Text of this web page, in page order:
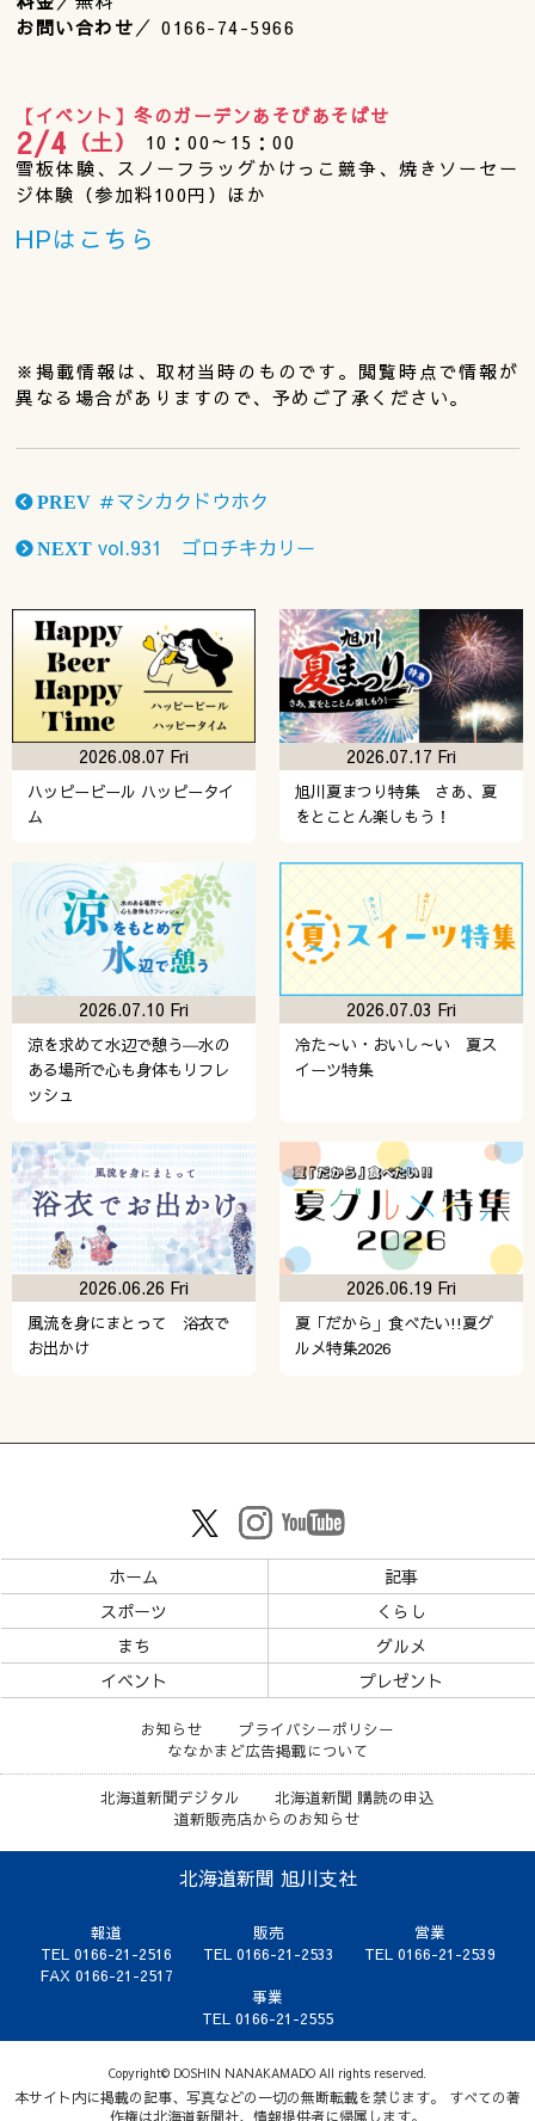
お問い合わせ／ 0166-74-5966
【イベント】冬のガーデンあそびあそばせ
2/4 （土）
10：00～15：00
雪板体験、スノーフラッグかけっこ競争、焼きソーセー
ジ体験（参加料100円）ほか
HPはこちら
※掲載情報は、取材当時のものです。閲覧時点で情報が
異なる場合がありますので、予めご了承ください。
PREV ＃マシカクドウホク
NEXT vol.931 ゴロチキカリー
ハッピービール ハッピータイ
ム
2026.08.07 Fri
旭川夏まつり特集 さあ、夏
をとことん楽しもう！
2026.07.17 Fri
涼を求めて水辺で憩う―水の
ある場所で心も身体もリフレ
ッシュ
2026.07.10 Fri
冷た～い・おいし～い 夏ス
イーツ特集
2026.07.03 Fri
風流を身にまとって 浴衣で
お出かけ
2026.06.26 Fri
夏「だから」食べたい!!夏グ
ルメ特集2026
2026.06.19 Fri
ホーム
記事
スポーツ
くらし
まち
グルメ
イベント
プレゼント
お知らせ
プライバシーポリシー
ななかまど広告掲載について
北海道新聞デジタル
北海道新聞 購読の申込
道新販売店からのお知らせ
北海道新聞 旭川支社
報道
TEL 0166-21-2516
FAX 0166-21-2517
販売
TEL 0166-21-2533
営業
TEL 0166-21-2539
事業
TEL 0166-21-2555
Copyright© DOSHIN NANAKAMADO All rights reserved.
本サイト内に掲載の記事、写真などの一切の無断転載を禁じます。 すべての著
作権は北海道新聞社、情報提供者に帰属します。